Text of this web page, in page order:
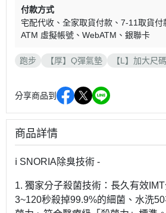
付款方式
宅配代收
全家取貨付款 7-11取貨付
ATM 虛擬帳號
WebATM 銀聯卡
跑步 【厚】Q彈氣墊 【L】加大尺碼
分享商品到
商品詳情
ℹ️ SNORIA除臭技術 -
1. 獨家分子殺菌技術：長久有效IMT
3~120秒殺掉99.9%的細菌、水洗